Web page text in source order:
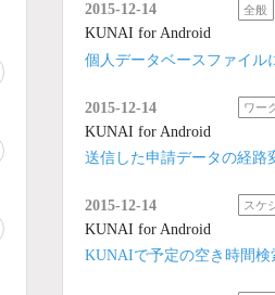
2015-12-14 全般
KUNAI for Android
個人データベースファイル
2015-12-14 ワー
KUNAI for Android
送信した申請データの経路
2015-12-14 スケ
KUNAI for Android
KUNAIで予定の空き時間検